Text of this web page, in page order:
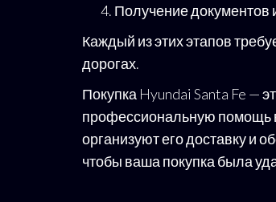
Получение документов
Каждый из этих этапов
дорогах.
Покупка Hyundai Santa Fe —
профессиональную помощь
организуют его доставку и
чтобы ваша покупка была